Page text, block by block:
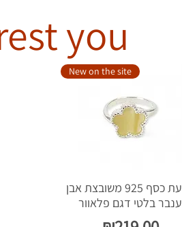
you
New on the site
טבעת כסף 925 משובצת אבן
ענבר בלטי דגם פלאוור